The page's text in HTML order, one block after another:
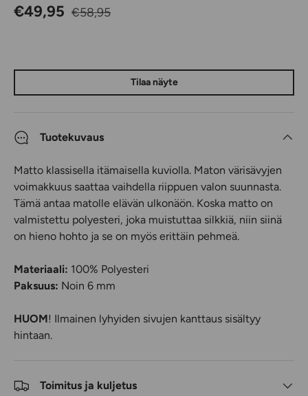
Alennushinta
€49,95 Normaalihinta
€58,95
Tilaa näyte
Tuotekuvaus
Matto klassisella itämaisella kuviolla. Maton värisävyjen
voimakkuus saattaa vaihdella riippuen valon suunnasta.
Tämä antaa matolle elävän ulkonäön. Koska matto on
valmistettu polyesteri, joka muistuttaa silkkiä, niin siinä
on hieno hohto ja se on myös erittäin pehmeä.
Materiaali: 100% Polyesteri
Paksuus: Noin 6 mm
HUOM! Ilmainen lyhyiden sivujen kanttaus sisältyy
hintaan.
Toimitus ja kuljetus